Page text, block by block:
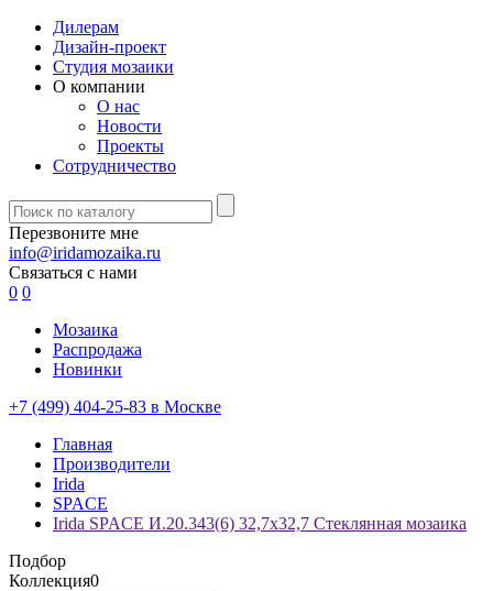
Дилерам
Дизайн-проект
Студия мозаики
О компании
О нас
Новости
Проекты
Сотрудничество
Перезвоните мне
info@iridamozaika.ru
Связаться с нами
0 0
Мозаика
Распродажа
Новинки
+7 (499) 404-25-83 в Москве
Главная
Производители
Irida
SPACE
Irida SPACE И.20.343(6) 32,7x32,7 Стеклянная мозаика
Подбор
Коллекция0